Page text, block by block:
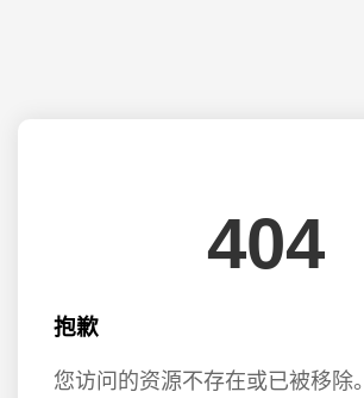
404
抱歉
您访问的资源不存在或已被移除。